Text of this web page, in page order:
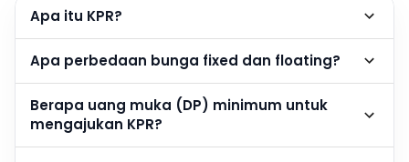
Apa itu KPR?
Apa perbedaan bunga fixed dan floating?
Berapa uang muka (DP) minimum untuk
mengajukan KPR?